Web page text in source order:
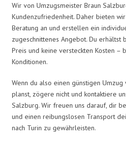
Wir von Umzugsmeister Braun
Kundenzufriedenheit. Daher bieten
Beratung an und erstellen ein
zugeschnittenes Angebot. Du erhältst
Preis und keine versteckten Kosten –
Konditionen.
Wenn du also einen günstigen Umzug
planst, zögere nicht und kontaktiere
Salzburg. Wir freuen uns darauf, dir
und einen reibungslosen Transport
nach Turin zu gewährleisten.